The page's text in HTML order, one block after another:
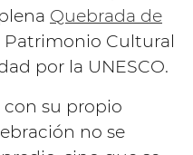
Quebrada de
Patrimonio Cultural
por la UNESCO.
su propio
no se